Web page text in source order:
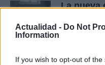
Actualidad - Do Not
Information
If you wish to opt-out of
La nueva
Sagunto
del agua